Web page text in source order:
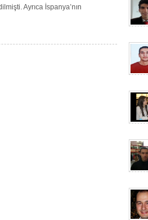
Ayrıca İspanya’nın